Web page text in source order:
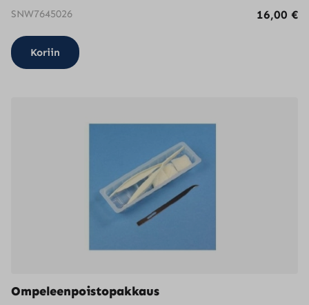
SNW7645026 16,00 €
Koriin
Ompeleenpoistopakkaus